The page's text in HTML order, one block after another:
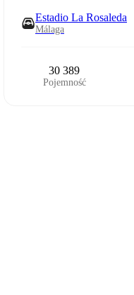
Estadio La Rosaleda
Málaga
30 389
Pojemność